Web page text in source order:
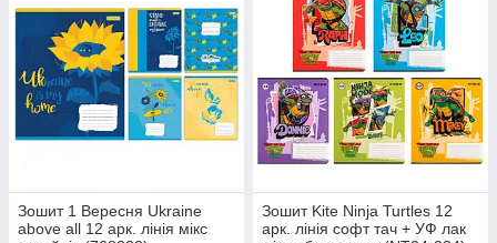
Зошит 1 Вересня Ukraine
above all 12 арк. лінія мікс
Зошит Kite Ninja Turtles 12
арк. лінія софт тач + УФ лак